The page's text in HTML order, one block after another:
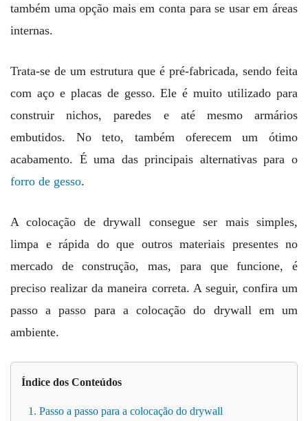
também uma opção mais em conta para se usar em áreas
internas.
Trata-se de um estrutura que é pré-fabricada, sendo feita
com aço e placas de gesso. Ele é muito utilizado para
construir nichos, paredes e até mesmo armários
embutidos. No teto, também oferecem um ótimo
acabamento. É uma das principais alternativas para o
forro de gesso.
A colocação de drywall consegue ser mais simples,
limpa e rápida do que outros materiais presentes no
mercado de construção, mas, para que funcione, é
preciso realizar da maneira correta. A seguir, confira um
passo a passo para a colocação do drywall em um
ambiente.
Índice dos Conteúdos
1. Passo a passo para a colocação do drywall